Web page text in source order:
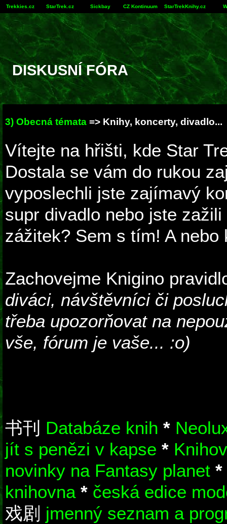
Trekkies.cz StarTrek.cz Sickbay CZ Kontinuum StarTrekKnihy.cz
DISKUSNÍ FÓRA
3) Obecná témata => Knihy, koncerty, divadlo...
Vítejte na hřišti, kde Star
Dostala se vám do rukou
vyposlechli jste zajímavý
supr divadlo nebo jste
zážitek? Sem s tím! A nebo
Zachovejme Knigino
diváci, návštěvníci či
třeba upozorňovat na
vše, fórum je vaše... :o)
书刊 Databáze knih *
jít s penězi v kapse *
novinky na Fantasy planet *
knihovna * česká edice
戏剧 jmenný seznam a